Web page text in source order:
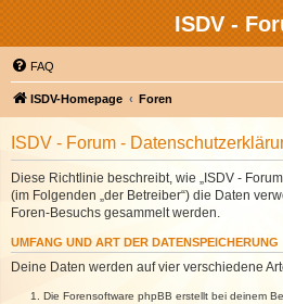
ISDV -
FAQ
ISDV-Homepage Foren
ISDV - Forum -
Diese Richtlinie beschreibt, wie „ISDV -
(im Folgenden „der Betreiber“) die Daten
Foren-Besuchs gesammelt werden.
UMFANG UND ART DER DATENSPEICHERUNG
Deine Daten werden auf vier verschiedene
Die Forensoftware phpBB erstellt bei deinem